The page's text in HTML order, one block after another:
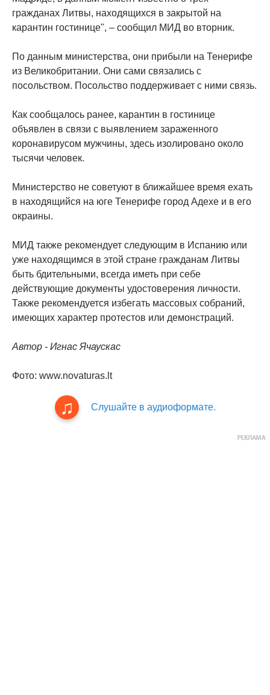
гражданах Литвы, находящихся в закрытой на
карантин гостинице", – сообщил МИД во вторник.
По данным министерства, они прибыли на Тенерифе
из Великобритании. Они сами связались с
посольством. Посольство поддерживает с ними связь.
Как сообщалось ранее, карантин в гостинице
объявлен в связи с выявлением зараженного
коронавирусом мужчины, здесь изолировано около
тысячи человек.
Министерство не советуют в ближайшее время ехать
в находящийся на юге Тенерифе город Адехе и в его
окраины.
МИД также рекомендует следующим в Испанию или
уже находящимся в этой стране гражданам Литвы
быть бдительными, всегда иметь при себе
действующие документы удостоверения личности.
Также рекомендуется избегать массовых собраний,
имеющих характер протестов или демонстраций.
Автор - Игнас Ячаускас
Фото: www.novaturas.lt
Слушайте в аудиоформате.